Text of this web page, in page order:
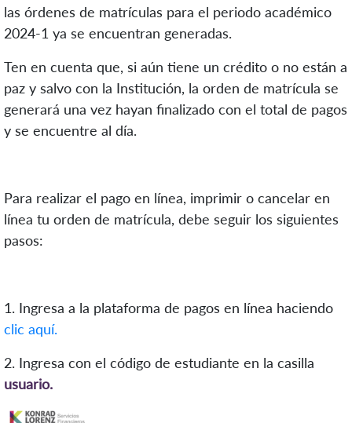
las órdenes de matrículas para el periodo académico
2024-1 ya se encuentran generadas.
Ten en cuenta que, si aún tiene un crédito o no están a
paz y salvo con la Institución, la orden de matrícula se
generará una vez hayan finalizado con el total de pagos
y se encuentre al día.
Para realizar el pago en línea, imprimir o cancelar en
línea tu orden de matrícula, debe seguir los siguientes
pasos:
1. Ingresa a la plataforma de pagos en línea haciendo
clic aquí.
2. Ingresa con el código de estudiante en la casilla
usuario.